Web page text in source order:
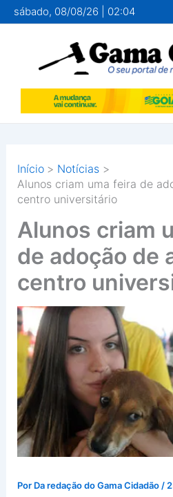
para
conteúdo
sábado, 08/08/26 | 02:04
Início
Notícias
Alunos criam uma feira de
centro universitário
Alunos criam
de adoção de
centro
Por Da redação do Gama Cidadão/